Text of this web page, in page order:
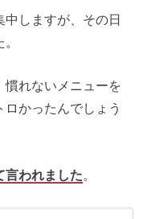
しますが、その日
慣れないメニューを
かったんでしょう
言われました。